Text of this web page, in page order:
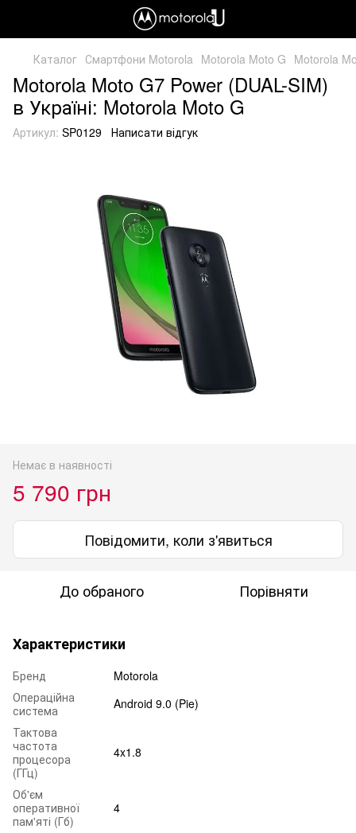
Каталог Смартфони Motorola Motorola Moto G Motorola
Motorola Moto G7 Power (DUAL-SIM)
в Україні: Motorola Moto G
Артикул: SP0129 Написати відгук
Немає в наявності
5 790 грн
Повідомити, коли з'явиться
До обраного Порівняти
Характеристики
Бренд
Motorola
Операційна
система
Android 9.0 (Pie)
Тактова
частота
процесора
(ГГц)
4x1.8
Об'єм
оперативної
пам'яті (Гб)
4